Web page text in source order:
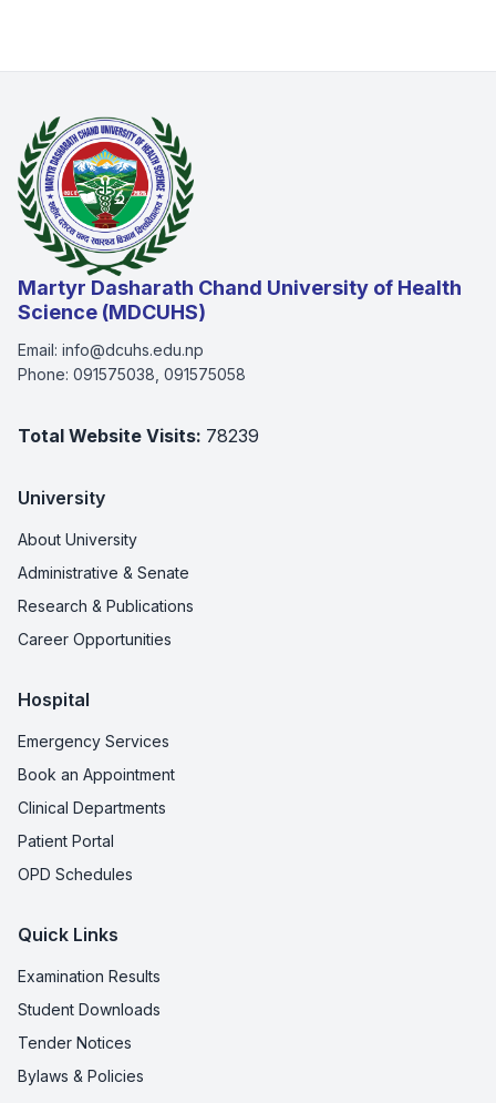
Martyr Dasharath Chand University of Health
Science (MDCUHS)
Email: info@dcuhs.edu.np
Phone: 091575038, 091575058
Total Website Visits: 78239
University
About University
Administrative & Senate
Research & Publications
Career Opportunities
Hospital
Emergency Services
Book an Appointment
Clinical Departments
Patient Portal
OPD Schedules
Quick Links
Examination Results
Student Downloads
Tender Notices
Bylaws & Policies